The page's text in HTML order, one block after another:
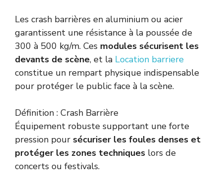
Les crash barrières en aluminium ou acier
garantissent une résistance à la poussée de
300 à 500 kg/m. Ces modules sécurisent les
devants de scène, et la Location barriere
constitue un rempart physique indispensable
pour protéger le public face à la scène.
Définition : Crash Barrière
Équipement robuste supportant une forte
pression pour sécuriser les foules denses et
protéger les zones techniques lors de
concerts ou festivals.